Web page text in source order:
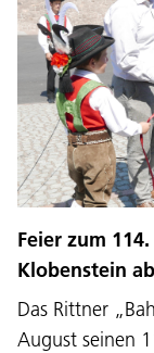
Feier zum
Klobenstein
Das Rittner
August seinen